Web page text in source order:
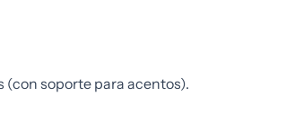
soporte para acentos).